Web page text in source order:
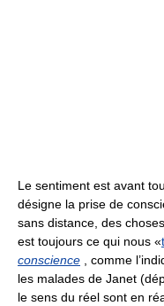
Le sentiment est avant
désigne la prise de
sans distance, des
est toujours ce qui nous «
conscience , comme
les malades de Janet
le sens du réel sont en